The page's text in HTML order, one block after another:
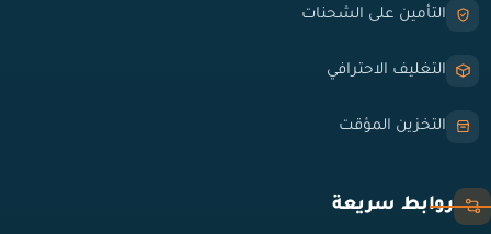
التأمين على الشحنات
التغليف الاحترافي
التخزين المؤقت
روابط سريعة